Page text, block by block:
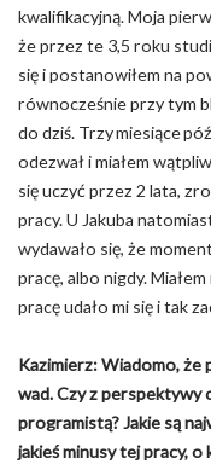
kwalifikacyjną. Moja
że przez te 3,5 roku
się i postanowiłem na
równocześnie przy tym
do dziś. Trzy miesiące
odezwał i miałem
się uczyć przez 2 lata,
pracy. U Jakuba
wydawało się, że
pracę, albo nigdy.
pracę udało mi się i tak
Kazimierz: Wiadomo, że
wad. Czy z perspektywy
programistą? Jakie są
jakieś minusy tej pracy,